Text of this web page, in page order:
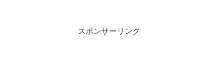
スポンサーリンク